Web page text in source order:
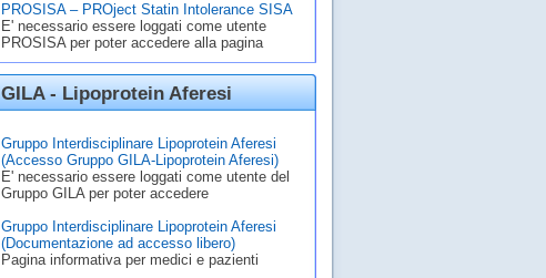
PROSISA – PROject Statin Intolerance SISA
E' necessario essere loggati come utente
PROSISA per poter accedere alla pagina
GILA - Lipoprotein Aferesi
Gruppo Interdisciplinare Lipoprotein Aferesi
(Accesso Gruppo GILA-Lipoprotein Aferesi)
E' necessario essere loggati come utente del
Gruppo GILA per poter accedere
Gruppo Interdisciplinare Lipoprotein Aferesi
(Documentazione ad accesso libero)
Pagina informativa per medici e pazienti